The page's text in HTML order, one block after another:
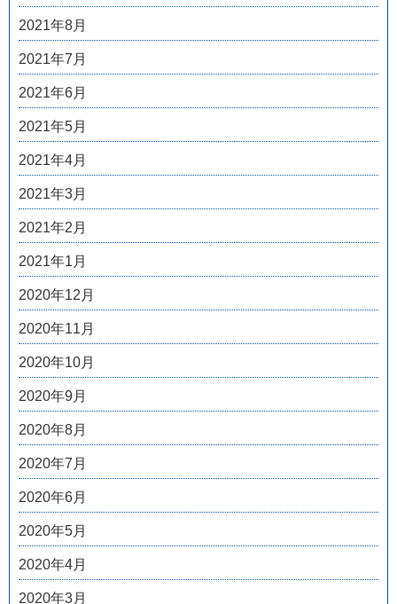
2021年8月
2021年7月
2021年6月
2021年5月
2021年4月
2021年3月
2021年2月
2021年1月
2020年12月
2020年11月
2020年10月
2020年9月
2020年8月
2020年7月
2020年6月
2020年5月
2020年4月
2020年3月